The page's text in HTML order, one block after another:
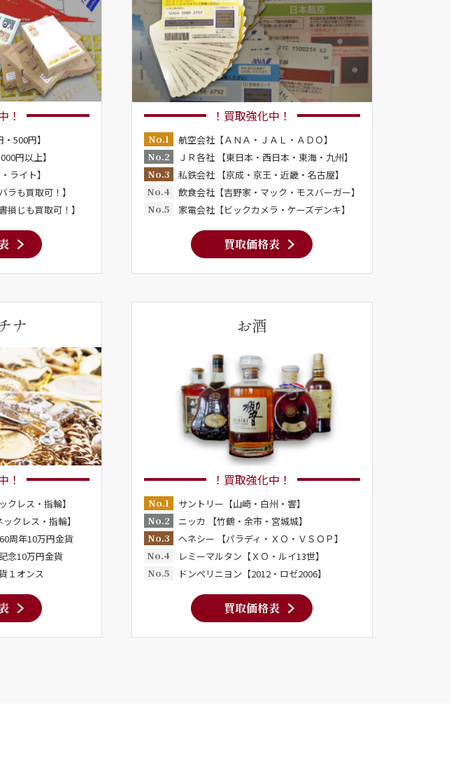
！
500円】
円以上】
ライト】
ラも買取可！】
損じも買取可！】
！買取強化中！
No.1
航空会社【ＡＮＡ・ＪＡＬ・ＡＤＯ】
No.2
ＪＲ各社 【東日本・西日本・東海・九州】
No.3
私鉄会社 【京成・京王・近畿・名古屋】
No.4
飲食会社【吉野家・マック・モスバーガー】
No.5
家電会社【ビックカメラ・ケーズデンキ】
買取価格表
ナ
！
クレス・指輪】
クレス・指輪】
周年10万円金貨
念10万円金貨
１オンス
お酒
！買取強化中！
No.1
サントリー【山崎・白州・響】
No.2
ニッカ 【竹鶴・余市・宮城城】
No.3
ヘネシー 【パラディ・ＸＯ・ＶＳＯＰ】
No.4
レミーマルタン【ＸＯ・ルイ13世】
No.5
ドンペリニヨン【2012・ロゼ2006】
買取価格表